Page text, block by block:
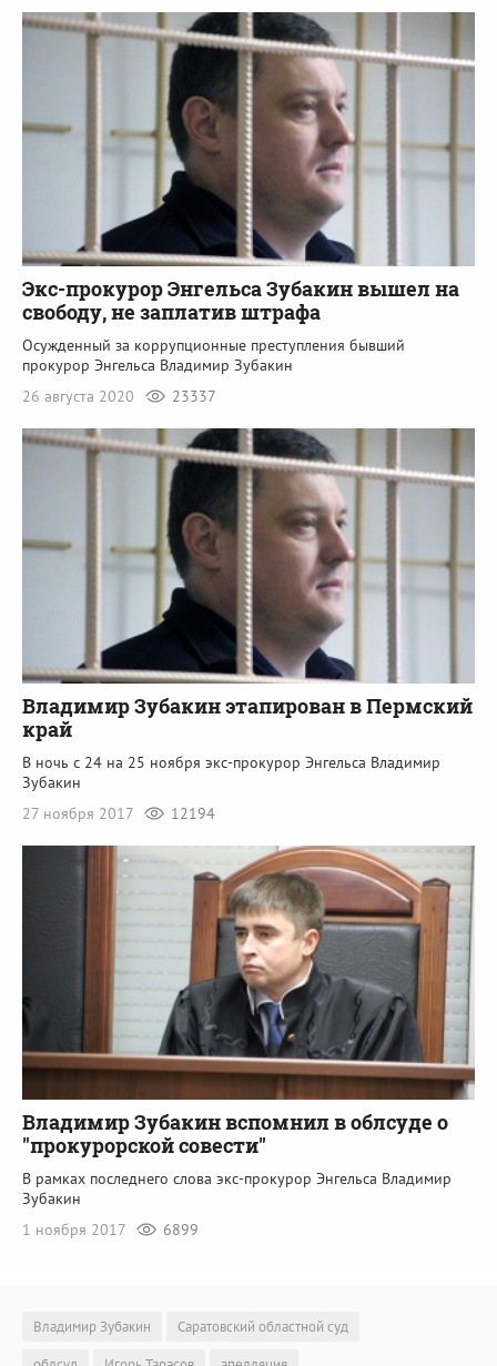
Экс-прокурор Энгельса Зубакин вышел на
свободу, не заплатив штрафа
Осужденный за коррупционные преступления бывший
прокурор Энгельса Владимир Зубакин
26 августа 2020
23337
Владимир Зубакин этапирован в Пермский
край
В ночь с 24 на 25 ноября экс-прокурор Энгельса Владимир
Зубакин
27 ноября 2017
12194
Владимир Зубакин вспомнил в облсуде о
"прокурорской совести"
В рамках последнего слова экс-прокурор Энгельса Владимир
Зубакин
1 ноября 2017
6899
Владимир Зубакин
Саратовский областной суд